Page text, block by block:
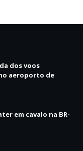
dos voos
aeroporto de
em cavalo na BR-